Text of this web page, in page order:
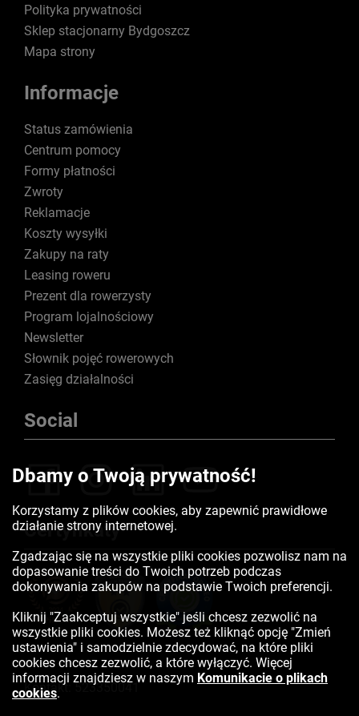
Polityka prywatności
Sklep stacjonarny Bydgoszcz
Mapa strony
Informacje
Status zamówienia
Centrum pomocy
Formy płatności
Zwroty
Reklamacje
Koszty wysyłki
Zakupy na raty
Leasing roweru
Prezent dla rowerzysty
Program lojalnościowy
Newsletter
Słownik pojęć rowerowych
Zasięg działalności
Social
Certyfikaty
Kontakt:523350041
Dbamy o Twoją prywatność!
Korzystamy z plików cookies, aby zapewnić prawidłowe
działanie strony internetowej.
Zgadzając się na wszystkie pliki cookies pozwolisz nam na
dopasowanie treści do Twoich potrzeb podczas
dokonywania zakupów na podstawie Twoich preferencji.
Kliknij "Zaakceptuj wszystkie" jeśli chcesz zezwolić na
wszystkie pliki cookies. Możesz też kliknąć opcję "Zmień
ustawienia" i samodzielnie zdecydować, na które pliki
cookies chcesz zezwolić, a które wyłączyć. Więcej
informacji znajdziesz w naszym Komunikacie o plikach
cookies.